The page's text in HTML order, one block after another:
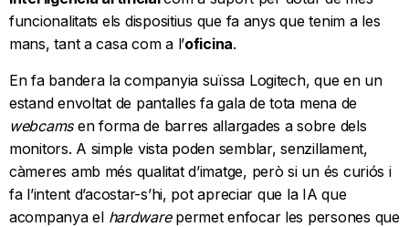
funcionalitats els dispositius que fa anys que tenim a les
mans, tant a casa com a l’oficina.
En fa bandera la companyia suïssa Logitech, que en un
estand envoltat de pantalles fa gala de tota mena de
webcamsen forma de barres allargades a sobre dels
monitors. A simple vista poden semblar, senzillament,
càmeres amb més qualitat d’imatge, però si un és curiós i
fa l’intent d’acostar-s’hi, pot apreciar que la IA que
acompanya el hardwarepermet enfocar les persones que